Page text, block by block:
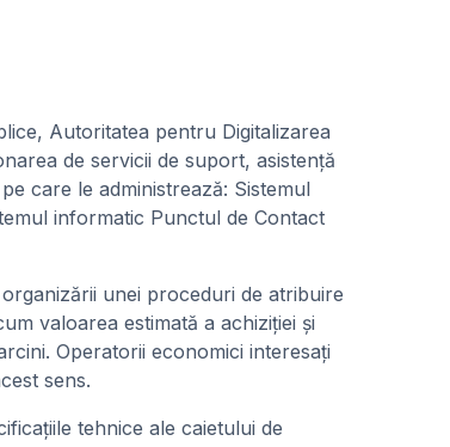
Autoritatea pentru Digitalizarea
de servicii de suport, asistență
care le administrează: Sistemul
informatic Punctul de Contact
unei proceduri de atribuire
valoarea estimată a achiziției și
Operatorii economici interesați
sens.
tehnice ale caietului de